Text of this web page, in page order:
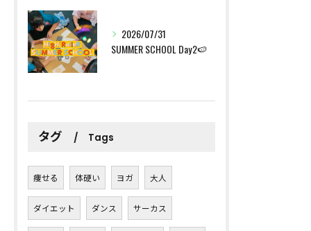
2026/07/31
SUMMER SCHOOL Day2🍉
タグ Tags
痩せる 体硬い ヨガ 大人
ダイエット ダンス サーカス